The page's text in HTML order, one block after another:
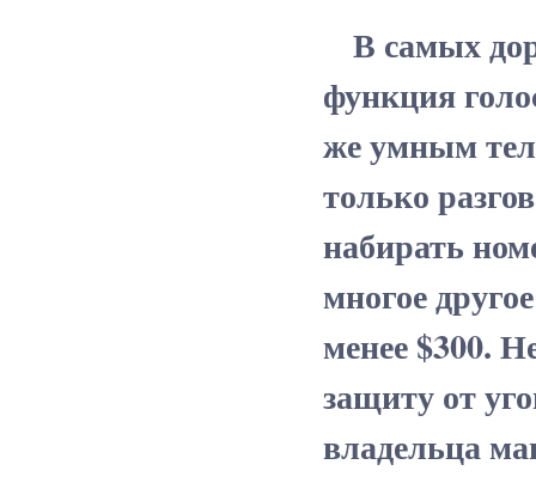
В самых
функция
же умным
только
набирать
многое
менее $300.
защиту от
владельца